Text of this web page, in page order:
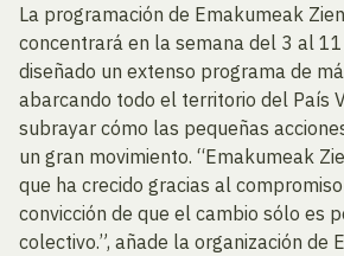
La programación de Emakumeak
concentrará en la semana del 3 al
diseñado un extenso programa de
abarcando todo el territorio del País
subrayar cómo las pequeñas
un gran movimiento. “Emakumeak
que ha crecido gracias al
convicción de que el cambio sólo es
colectivo.”, añade la organización de